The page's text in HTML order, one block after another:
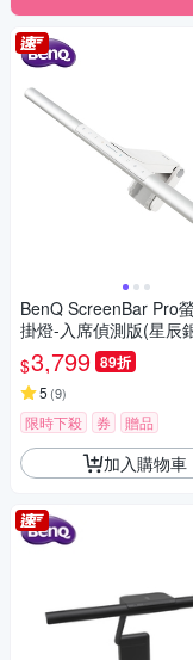
BenQ ScreenBar Pro
掛燈-入席偵測版(星辰
$3,799 89折
5 (9)
限時下殺 券 贈品
加入購物車